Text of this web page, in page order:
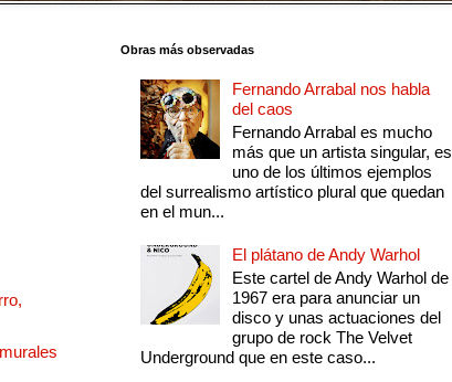
Obras más observadas
Fernando Arrabal nos habla
del caos
Fernando Arrabal es mucho
más que un artista singular, es
uno de los últimos ejemplos
del surrealismo artístico plural que quedan
en el mun...
El plátano de Andy Warhol
Este cartel de Andy Warhol de
1967 era para anunciar un
disco y unas actuaciones del
grupo de rock The Velvet
Underground que en este caso...